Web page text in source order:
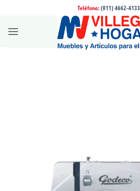
contenido
Teléfono: (011) 4662-4133